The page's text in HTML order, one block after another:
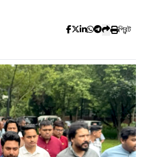
প্রিন্ট